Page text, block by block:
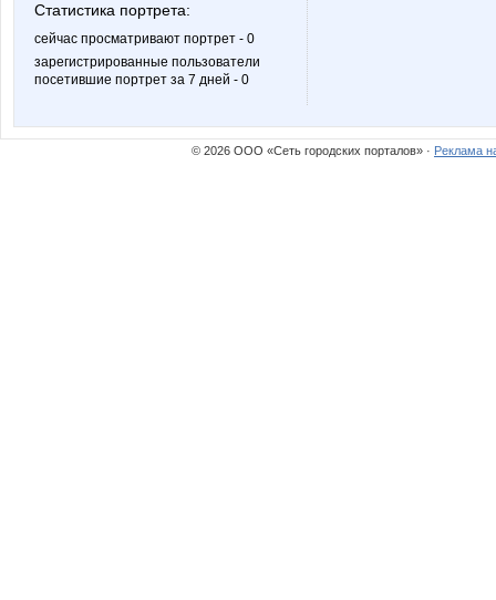
Статистика портрета:
сейчас просматривают портрет - 0
зарегистрированные пользователи
посетившие портрет за 7 дней - 0
© 2026 ООО «Сеть городских порталов» · Реклама